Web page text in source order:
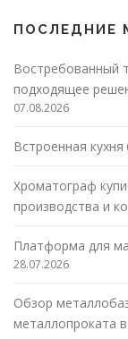
ПОСЛЕДНИЕ
Востребованный
подходящее
07.08.2026
Встроенная кухня
Хроматограф
производства и
Платформа для
28.07.2026
Обзор
металлопроката